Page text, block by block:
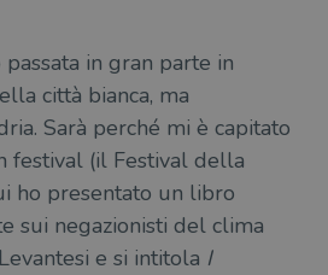
passata in gran parte in
città bianca, ma
Sarà perché mi è capitato
festival (il Festival della
ho presentato un libro
sui negazionisti del clima
e si intitola I